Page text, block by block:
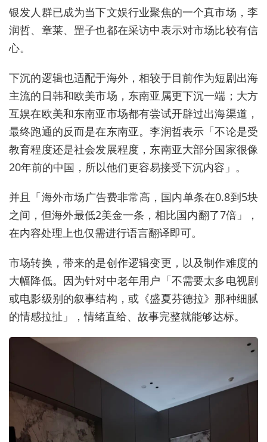
银发人群已成为当下文娱行业聚焦的一个真市场，李
润哲、章莱、罡子也都在采访中表示对市场比较有信
心。
下沉的逻辑也适配于海外，相较于目前作为短剧出海
主流的日韩和欧美市场，东南亚属更下沉一端；大方
互娱在欧美和东南亚市场都有尝试开辟过出海渠道，
最终跑通的反而是在东南亚。李润哲表示「不论是受
教育程度还是社会发展程度，东南亚大部分国家很像
20年前的中国，所以他们更容易接受下沉内容」。
并且「海外市场广告费非常高，国内单条在0.8到5块
之间，但海外最低2美金一条，相比国内翻了7倍」，
在内容处理上也仅需进行语言翻译即可。
市场转换，带来的是创作逻辑变更，以及制作难度的
大幅降低。因为针对中老年用户「不需要太多电视剧
或电影级别的叙事结构，或《盛夏芬德拉》那种细腻
的情感拉扯」，情绪直给、故事完整就能够达标。